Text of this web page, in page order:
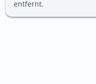
entfernt.